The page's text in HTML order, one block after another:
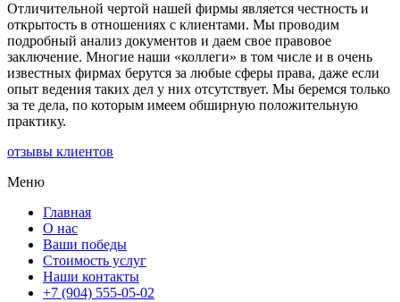
Отличительной чертой нашей фирмы является честность и
открытость в отношениях с клиентами. Мы проводим
подробный анализ документов и даем свое правовое
заключение. Многие наши «коллеги» в том числе и в очень
известных фирмах берутся за любые сферы права, даже если
опыт ведения таких дел у них отсутствует. Мы беремся только
за те дела, по которым имеем обширную положительную
практику.
отзывы клиентов
Меню
Главная
О нас
Ваши победы
Стоимость услуг
Наши контакты
+7 (904) 555-05-02